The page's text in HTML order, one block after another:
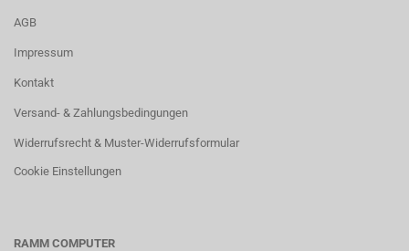
AGB
Impressum
Kontakt
Versand- & Zahlungsbedingungen
Widerrufsrecht & Muster-Widerrufsformular
Cookie Einstellungen
RAMM COMPUTER